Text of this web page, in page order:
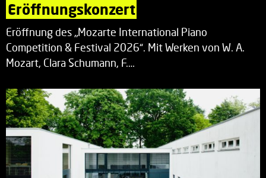
Eröffnungskonzert
Eröffnung des „Mozarte International Piano
Competition & Festival 2026“. Mit Werken von W. A.
Mozart, Clara Schumann, F.…